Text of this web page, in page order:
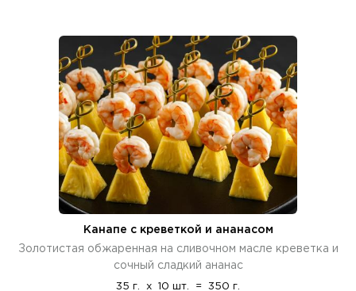
Канапе с креветкой и ананасом
Золотистая обжаренная на сливочном масле креветка и
сочный сладкий ананас
35 г. x 10 шт. = 350 г.